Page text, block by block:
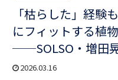
「枯らした」経験
にフィットする植
──SOLSO・増田
2026.03.16